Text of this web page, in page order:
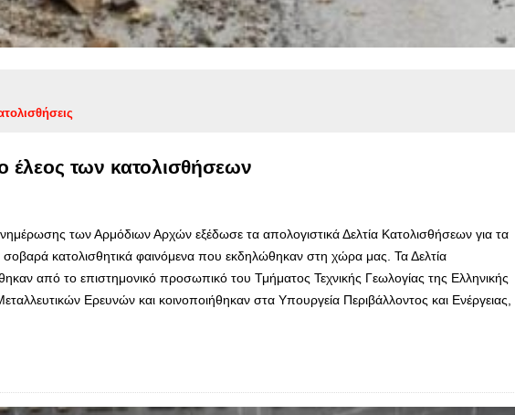
έλεος των κατολισθήσεων
των Αρμόδιων Αρχών εξέδωσε τα απολογιστικά Δελτία Κατολισθήσεων για τα
κατολισθητικά φαινόμενα που εκδηλώθηκαν στη χώρα μας. Τα Δελτία
από το επιστημονικό προσωπικό του Τμήματος Τεχνικής Γεωλογίας της Ελληνικής
Ερευνών και κοινοποιήθηκαν στα Υπουργεία Περιβάλλοντος και Ενέργειας,